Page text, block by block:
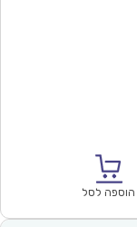
הוספה לסל